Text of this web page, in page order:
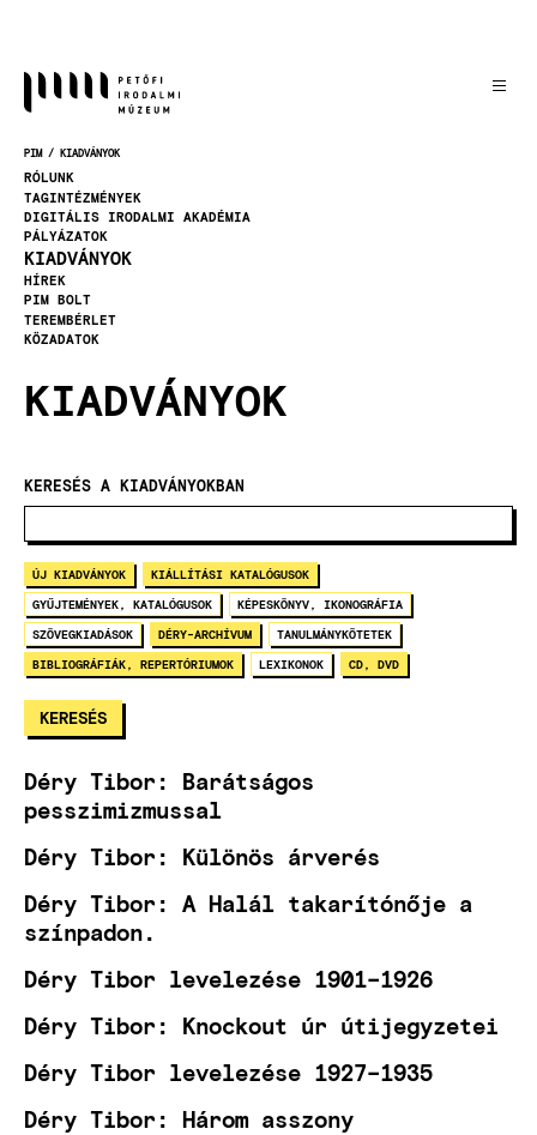
MORZSA
PIM KIADVÁNYOK
RÓLUNK
TAGINTÉZMÉNYEK
DIGITÁLIS IRODALMI AKADÉMIA
PÁLYÁZATOK
KIADVÁNYOK
HÍREK
PIM BOLT
TEREMBÉRLET
KÖZADATOK
KIADVÁNYOK
KERESÉS A KIADVÁNYOKBAN
ÚJ KIADVÁNYOK KIÁLLÍTÁSI KATALÓGUSOK
GYŰJTEMÉNYEK, KATALÓGUSOK KÉPESKÖNYV, IKONOGRÁFIA
SZÖVEGKIADÁSOK DÉRY-ARCHÍVUM TANULMÁNYKÖTETEK
BIBLIOGRÁFIÁK, REPERTÓRIUMOK LEXIKONOK CD, DVD
Déry Tibor: Barátságos
pesszimizmussal
Déry Tibor: Különös árverés
Déry Tibor: A Halál takarítónője a
színpadon.
Déry Tibor levelezése 1901–1926
Déry Tibor: Knockout úr útijegyzetei
Déry Tibor levelezése 1927–1935
Déry Tibor: Három asszony